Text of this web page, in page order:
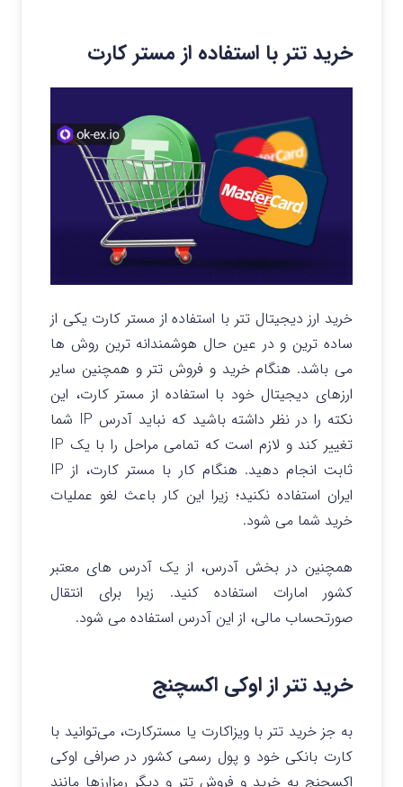
خرید تتر با استفاده از مستر کارت
خرید ارز دیجیتال تتر با استفاده از مستر کارت یکی از
ساده ترین و در عین حال هوشمندانه ترین روش ها
می باشد. هنگام خرید و فروش تتر و همچنین سایر
ارزهای دیجیتال خود با استفاده از مستر کارت، این
نکته را در نظر داشته باشید که نباید آدرس IP شما
تغییر کند و لازم است که تمامی مراحل را با یک IP
ثابت انجام دهید. هنگام کار با مستر کارت، از IP
ایران استفاده نکنید؛ زیرا این کار باعث لغو عملیات
خرید شما می شود.
همچنین در بخش آدرس، از یک آدرس های معتبر
کشور امارات استفاده کنید. زیرا برای انتقال
صورتحساب مالی، از این آدرس استفاده می شود.
خرید تتر از اوکی اکسچنج
به جز خرید تتر با ویزاکارت یا مسترکارت، می‌توانید با
کارت بانکی خود و پول رسمی کشور در صرافی اوکی
اکسچنج به خرید و فروش تتر و دیگر رمزارزها مانند